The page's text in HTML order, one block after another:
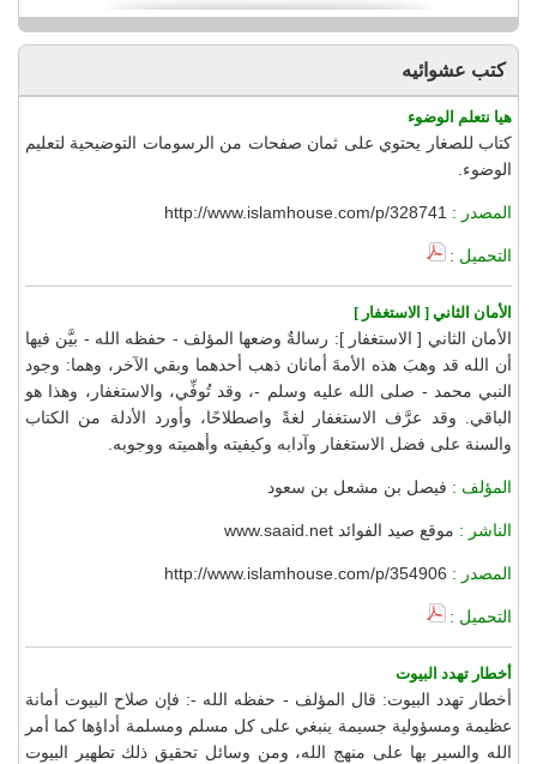
كتب عشوائيه
هيا نتعلم الوضوء
كتاب للصغار يحتوي على ثمان صفحات من الرسومات التوضيحية لتعليم
الوضوء.
المصدر : http://www.islamhouse.com/p/328741
التحميل :
الأمان الثاني [ الاستغفار ]
الأمان الثاني [ الاستغفار ]: رسالةٌ وضعها المؤلف - حفظه الله - بيَّن فيها
أن الله قد وهبَ هذه الأمةَ أمانان ذهب أحدهما وبقي الآخر، وهما: وجود
النبي محمد - صلى الله عليه وسلم -، وقد تُوفِّي، والاستغفار، وهذا هو
الباقي. وقد عرَّف الاستغفار لغةً واصطلاحًا، وأورد الأدلة من الكتاب
والسنة على فضل الاستغفار وآدابه وكيفيته وأهميته ووجوبه.
المؤلف : فيصل بن مشعل بن سعود
الناشر : موقع صيد الفوائد www.saaid.net
المصدر : http://www.islamhouse.com/p/354906
التحميل :
أخطار تهدد البيوت
أخطار تهدد البيوت: قال المؤلف - حفظه الله -: فإن صلاح البيوت أمانة
عظيمة ومسؤولية جسيمة ينبغي على كل مسلم ومسلمة أداؤها كما أمر
الله والسير بها على منهج الله، ومن وسائل تحقيق ذلك تطهير البيوت